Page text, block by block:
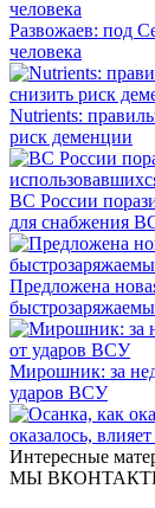
Развожаев: под
человека
Nutrients:
риск деменции
ВС России
для снабжения
Предложена
Мирошник: за
ударов ВСУ
оказалось,
Интересные
МЫ